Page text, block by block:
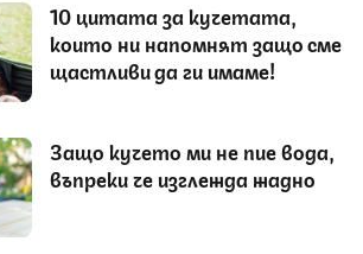
10 цитата за кучетата,
които ни напомнят защо сме
щастливи да ги имаме!
Защо кучето ми не пие вода,
въпреки че изглежда жадно